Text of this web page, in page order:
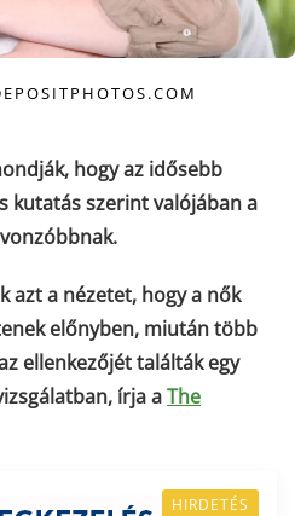
hogy az idősebb
kutatás szerint valójában a
azt a nézetet, hogy a nők
előnyben, miután több
ellenkezőjét találták egy
írja aThe
HIRDETÉS